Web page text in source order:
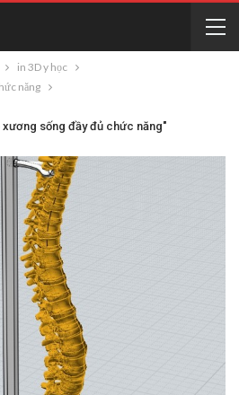
in 3D y học
năng
xương sống đầy đủ chức năng"